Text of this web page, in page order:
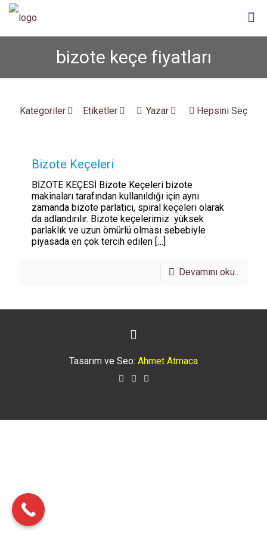
bizote keçe fiyatları
Kategoriler Etiketler Yazar Hepsini Seç
Bizote Keçeleri
BİZOTE KEÇESİ Bizote Keçeleri bizote
makinaları tarafından kullanıldığı için aynı
zamanda bizote parlatıcı, spiral keçeleri olarak
da adlandırılır. Bizote keçelerimiz yüksek
parlaklık ve uzun ömürlü olması sebebiyle
piyasada en çok tercih edilen […]
Devamını oku..
Tasarım ve Seo: Ahmet Atmaca